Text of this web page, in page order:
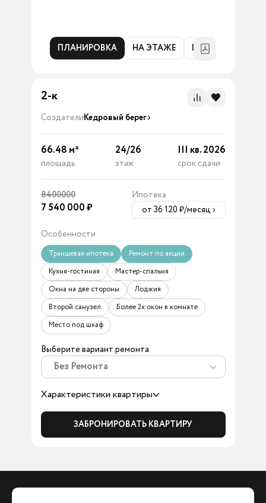
ПЛАНИРОВКА НА ЭТАЖЕ ГЕНПЛАН
2-к
СоздателиКедровый берег
66.48 м²
площадь
24/26
этаж
III кв. 2026
срок сдачи
8400000
7 540 000₽
Ипотека
от 36 120 ₽/месяц ›
Особенности
Траншевая ипотека
Ремонт по акции
Кухня-гостиная
Мастер-спальня
Окна на две стороны
Лоджия
Второй санузел
Более 2х окон в комнате
Место под шкаф
Выберите вариант ремонта
Без Ремонта
Характеристики квартиры
ЗАБРОНИРОВАТЬ КВАРТИРУ